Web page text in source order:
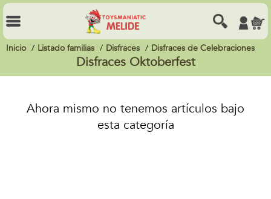
Inicio Listado familias Disfraces Disfraces de Celebraciones
Disfraces Oktoberfest
Ahora mismo no tenemos artículos bajo
esta categoría